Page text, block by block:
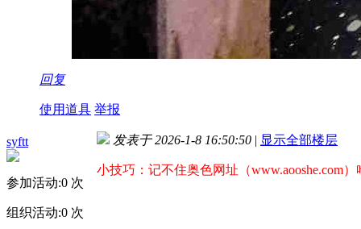
回复
使用道具 举报
syftt
参加活动:0 次
组织活动:0 次
发表于 2026-1-8 16:50:50 | 显示全部楼层
小技巧：记不住奥色网址（www.aooshe.com）